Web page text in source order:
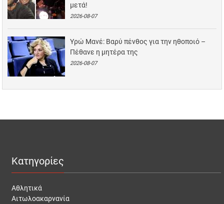
μετά!
2026-08-07
Υρώ Μανέ: Βαρύ πένθος για την ηθοποιό –
Πέθανε η μητέρα της
2026-08-07
Κατηγορίες
Αθλητικά
Αιτωλοακαρνανία